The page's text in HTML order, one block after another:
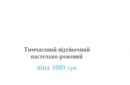
Тимчасовий відтіночний
пастельно-рожевий
бальзам для волосся Lee
Stafford Bleach Blondes
ціна 1089 грн